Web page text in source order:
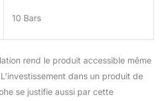
10 Bars
rend le produit accessible même
dans un produit de
se justifie aussi par cette